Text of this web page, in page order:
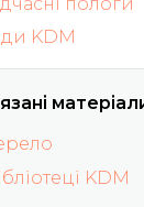
KDM
KDM